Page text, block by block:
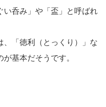
い呑み」や「盃」と呼ばれ
、「徳利（とっくり）」な
基本だそうです。